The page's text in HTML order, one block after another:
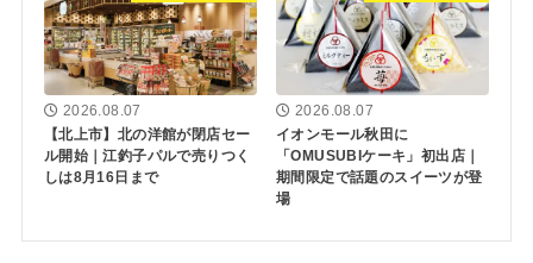
2026.08.07
【北上市】北の洋館が閉店セー
ル開始｜江釣子パルで売りつく
しは8月16日まで
2026.08.07
イオンモール秋田に
「OMUSUBIケーキ」初出店｜
期間限定で話題のスイーツが登
場